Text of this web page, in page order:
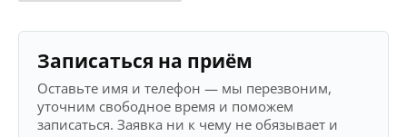
Записаться на приём
Оставьте имя и телефон — мы перезвоним,
уточним свободное время и поможем
записаться. Заявка ни к чему не обязывает и